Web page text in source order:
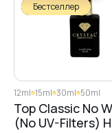
Бестселлер
12ml 15ml 30ml 50ml
Top Classic No
(No UV-Filters)